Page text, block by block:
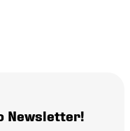
Newsletter!